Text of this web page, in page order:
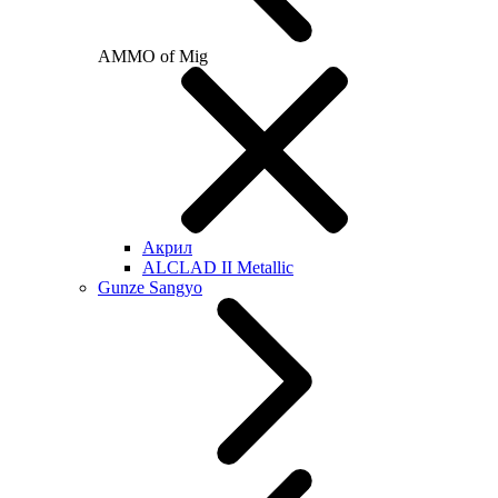
AMMO of Mig
Акрил
ALCLAD II Metallic
Gunze Sangyo